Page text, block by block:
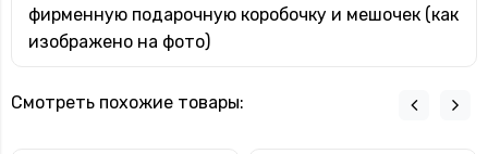
фирменную подарочную коробочку и мешочек (как
изображено на фото)
Смотреть похожие товары: